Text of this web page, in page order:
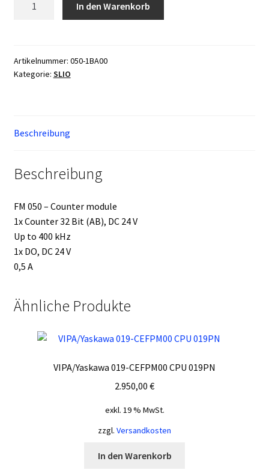
In den Warenkorb
Artikelnummer: 050-1BA00
Kategorie: SLIO
Beschreibung
Beschreibung
FM 050 – Counter module
1x Counter 32 Bit (AB), DC 24 V
Up to 400 kHz
1x DO, DC 24 V
0,5 A
Ähnliche Produkte
VIPA/Yaskawa 019-CEFPM00 CPU 019PN
2.950,00 €
exkl. 19 % MwSt.
zzgl. Versandkosten
In den Warenkorb